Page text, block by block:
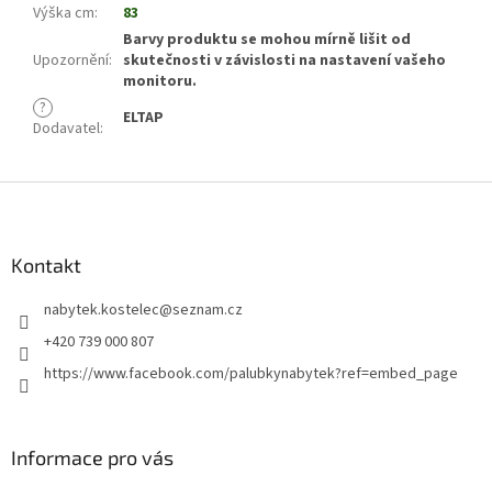
Výška cm: 83
Upozornění:
Barvy produktu se mohou mírně lišit od
skutečnosti v závislosti na nastavení vašeho
monitoru.
?
Dodavatel: ELTAP
Kontakt
nabytek.kostelec@seznam.cz
+420 739 000 807
https://www.facebook.com/palubkynabytek?ref=embed_page
Informace pro vás